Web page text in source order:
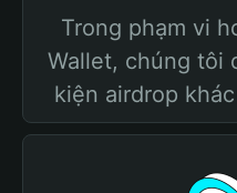
Trong phạm vi
Wallet, chúng tôi
kiện airdrop